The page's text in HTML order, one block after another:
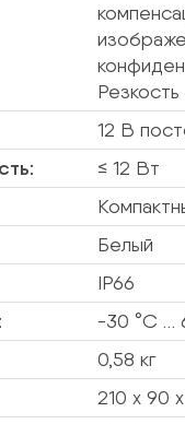
12 В
≤ 12 Вт
Белый
IP66
-30 °C …
0,58 кг
210 х 90